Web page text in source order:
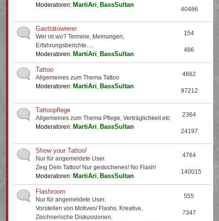
Moderatoren: MartiAri, BassSultan
40486
Gasttätowierer
Wer ist wo? Termine, Meinungen,
Erfahrungsberichte….
Moderatoren: MartiAri, BassSultan
154
486
Tattoo
Allgemeines zum Thema Tattoo
Moderatoren: MartiAri, BassSultan
4662
97212
Tattoopflege
Allgemeines zum Thema Pflege, Verträglichkeit etc
Moderatoren: MartiAri, BassSultan
2364
24197
Show your Tattoo!
Nur für angemeldete User.
Zeig Dein Tattoo! Nur gestochenes! No Flash!
Moderatoren: MartiAri, BassSultan
4764
140015
Flashroom
Nur für angemeldete User.
Vorstellen von Motiven/ Flashs. Kreative,
Zeichnerische Diskussionen.
555
7347